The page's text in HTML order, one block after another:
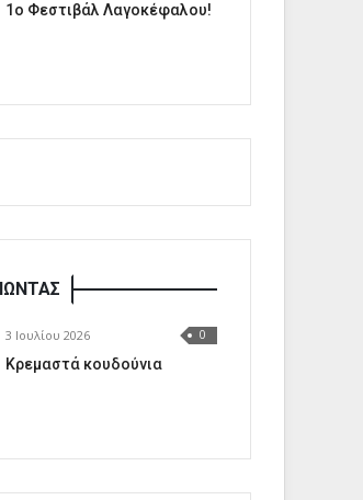
1o Φεστιβάλ Λαγοκέφαλου!
3 Ιουλίου 2026 0
Κρεμαστά κουδούνια